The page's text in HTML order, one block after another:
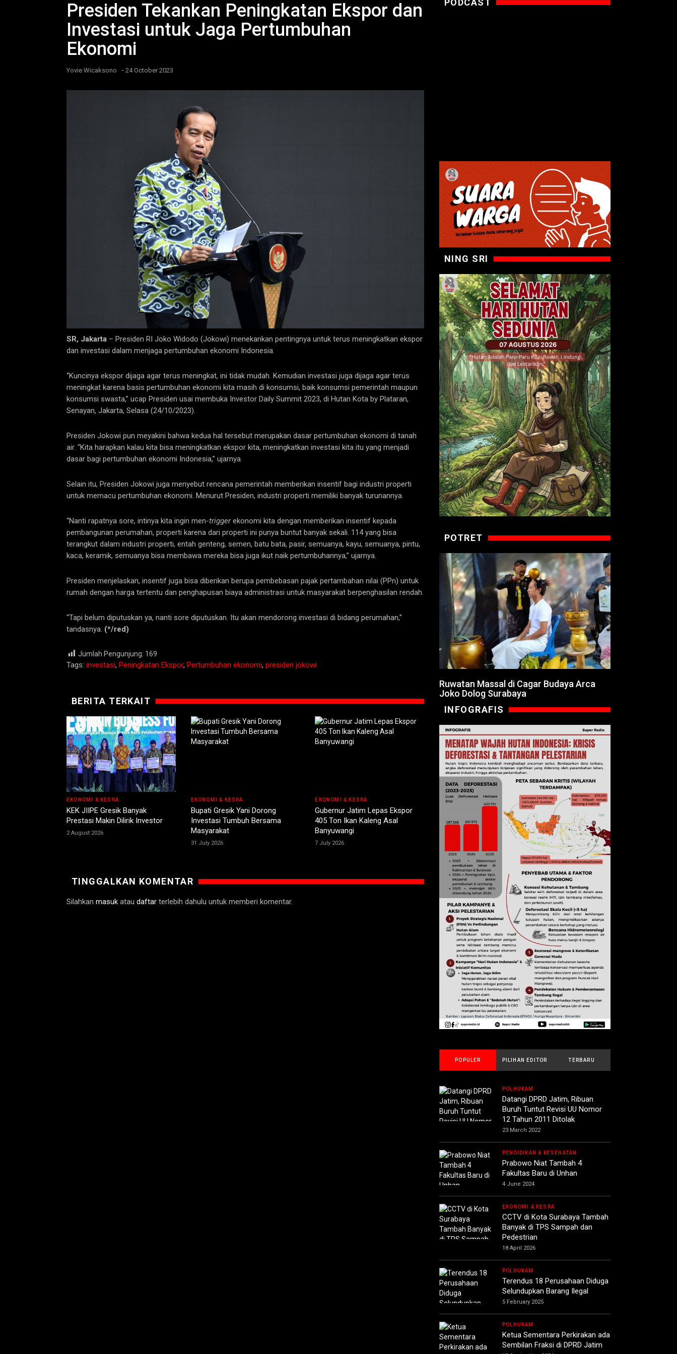
Presiden Tekankan Peningkatan Ekspor dan
Investasi untuk Jaga Pertumbuhan
Ekonomi
Yovie Wicaksono - 24 October 2023
SR, Jakarta – Presiden RI Joko Widodo (Jokowi) menekankan pentingnya untuk terus meningkatkan ekspor
dan investasi dalam menjaga pertumbuhan ekonomi Indonesia.
“Kuncinya ekspor dijaga agar terus meningkat, ini tidak mudah. Kemudian investasi juga dijaga agar terus
meningkat karena basis pertumbuhan ekonomi kita masih di konsumsi, baik konsumsi pemerintah maupun
konsumsi swasta,” ucap Presiden usai membuka Investor Daily Summit 2023, di Hutan Kota by Plataran,
Senayan, Jakarta, Selasa (24/10/2023).
Presiden Jokowi pun meyakini bahwa kedua hal tersebut merupakan dasar pertumbuhan ekonomi di tanah
air. “Kita harapkan kalau kita bisa meningkatkan ekspor kita, meningkatkan investasi kita itu yang menjadi
dasar bagi pertumbuhan ekonomi Indonesia,” ujarnya.
Selain itu, Presiden Jokowi juga menyebut rencana pemerintah memberikan insentif bagi industri properti
untuk memacu pertumbuhan ekonomi. Menurut Presiden, industri properti memiliki banyak turunannya.
“Nanti rapatnya sore, intinya kita ingin men-triggerekonomi kita dengan memberikan insentif kepada
pembangunan perumahan, properti karena dari properti ini punya buntut banyak sekali. 114 yang bisa
terangkut dalam industri properti, entah genteng, semen, batu bata, pasir, semuanya, kayu, semuanya, pintu,
kaca, keramik, semuanya bisa membawa mereka bisa juga ikut naik pertumbuhannya,” ujarnya.
Presiden menjelaskan, insentif juga bisa diberikan berupa pembebasan pajak pertambahan nilai (PPn) untuk
rumah dengan harga tertentu dan penghapusan biaya administrasi untuk masyarakat berpenghasilan rendah.
“Tapi belum diputuskan ya, nanti sore diputuskan. Itu akan mendorong investasi di bidang perumahan,”
tandasnya. (*/red)
Jumlah Pengunjung: 169
Tags: investasi, Peningkatan Ekspor, Pertumbuhan ekonomi, presiden jokowi
BERITA TERKAIT
EKONOMI & KESRA
KEK JIIPE Gresik Banyak
Prestasi Makin Dilirik Investor
2 August 2026
EKONOMI & KESRA
Bupati Gresik Yani Dorong
Investasi Tumbuh Bersama
Masyarakat
31 July 2026
EKONOMI & KESRA
Gubernur Jatim Lepas Ekspor
405 Ton Ikan Kaleng Asal
Banyuwangi
7 July 2026
TINGGALKAN KOMENTAR
Silahkan masuk atau daftar terlebih dahulu untuk memberi komentar.
PODCAST
NING SRI
POTRET
Ruwatan Massal di Cagar Budaya Arca
Joko Dolog Surabaya
INFOGRAFIS
POPULER PILIHAN EDITOR TERBARU
POLHUKAM
Datangi DPRD Jatim, Ribuan
Buruh Tuntut Revisi UU Nomor
12 Tahun 2011 Ditolak
23 March 2022
PENDIDIKAN & KESEHATAN
Prabowo Niat Tambah 4
Fakultas Baru di Unhan
4 June 2024
EKONOMI & KESRA
CCTV di Kota Surabaya Tambah
Banyak di TPS Sampah dan
Pedestrian
18 April 2026
POLHUKAM
Terendus 18 Perusahaan Diduga
Selundupkan Barang Ilegal
5 February 2025
POLHUKAM
Ketua Sementara Perkirakan ada
Sembilan Fraksi di DPRD Jatim